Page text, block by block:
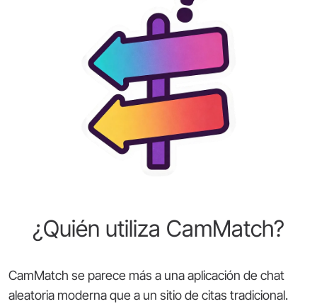
¿Quién utiliza CamMatch?
CamMatch se parece más a una aplicación de chat
aleatoria moderna que a un sitio de citas tradicional.